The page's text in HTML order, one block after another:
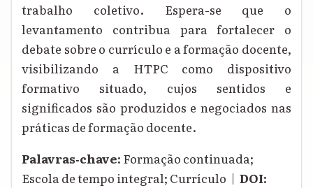
trabalho coletivo. Espera-se que o
levantamento contribua para fortalecer o
debate sobre o currículo e a formação docente,
visibilizando a HTPC como dispositivo
formativo situado, cujos sentidos e
significados são produzidos e negociados nas
práticas de formação docente.
Palavras‑chave: Formação continuada;
Escola de tempo integral; Currículo | DOI: